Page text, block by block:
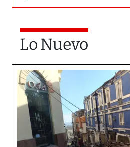
Lo Nuevo